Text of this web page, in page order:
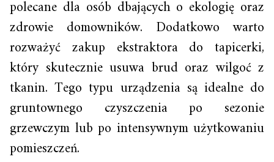
polecane dla osób dbających o ekologię oraz
zdrowie domowników. Dodatkowo warto
rozważyć zakup ekstraktora do tapicerki,
który skutecznie usuwa brud oraz wilgoć z
tkanin. Tego typu urządzenia są idealne do
gruntownego czyszczenia po sezonie
grzewczym lub po intensywnym użytkowaniu
pomieszczeń.